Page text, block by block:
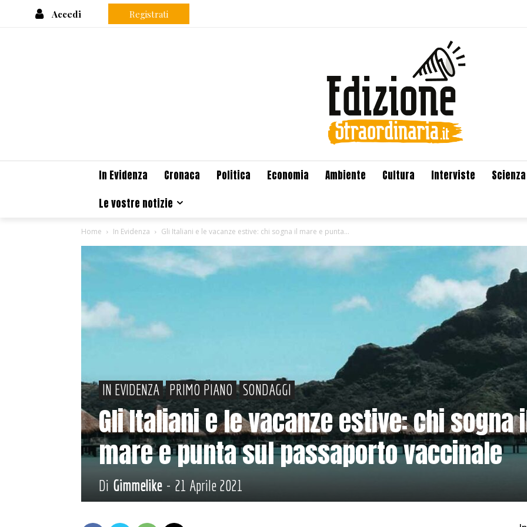
Accedi Registrati
In Evidenza Cronaca Politica Economia Ambiente Cultura Interviste
Scienza
Le vostre notizie
Home In Evidenza Gli Italiani e le vacanze estive: chi sogna il mare e punta...
IN EVIDENZA PRIMO PIANO SONDAGGI
Gli Italiani e le vacanze estive: chi sogna
mare e punta sul passaporto vaccinale
Di Gimmelike - 21 Aprile 2021